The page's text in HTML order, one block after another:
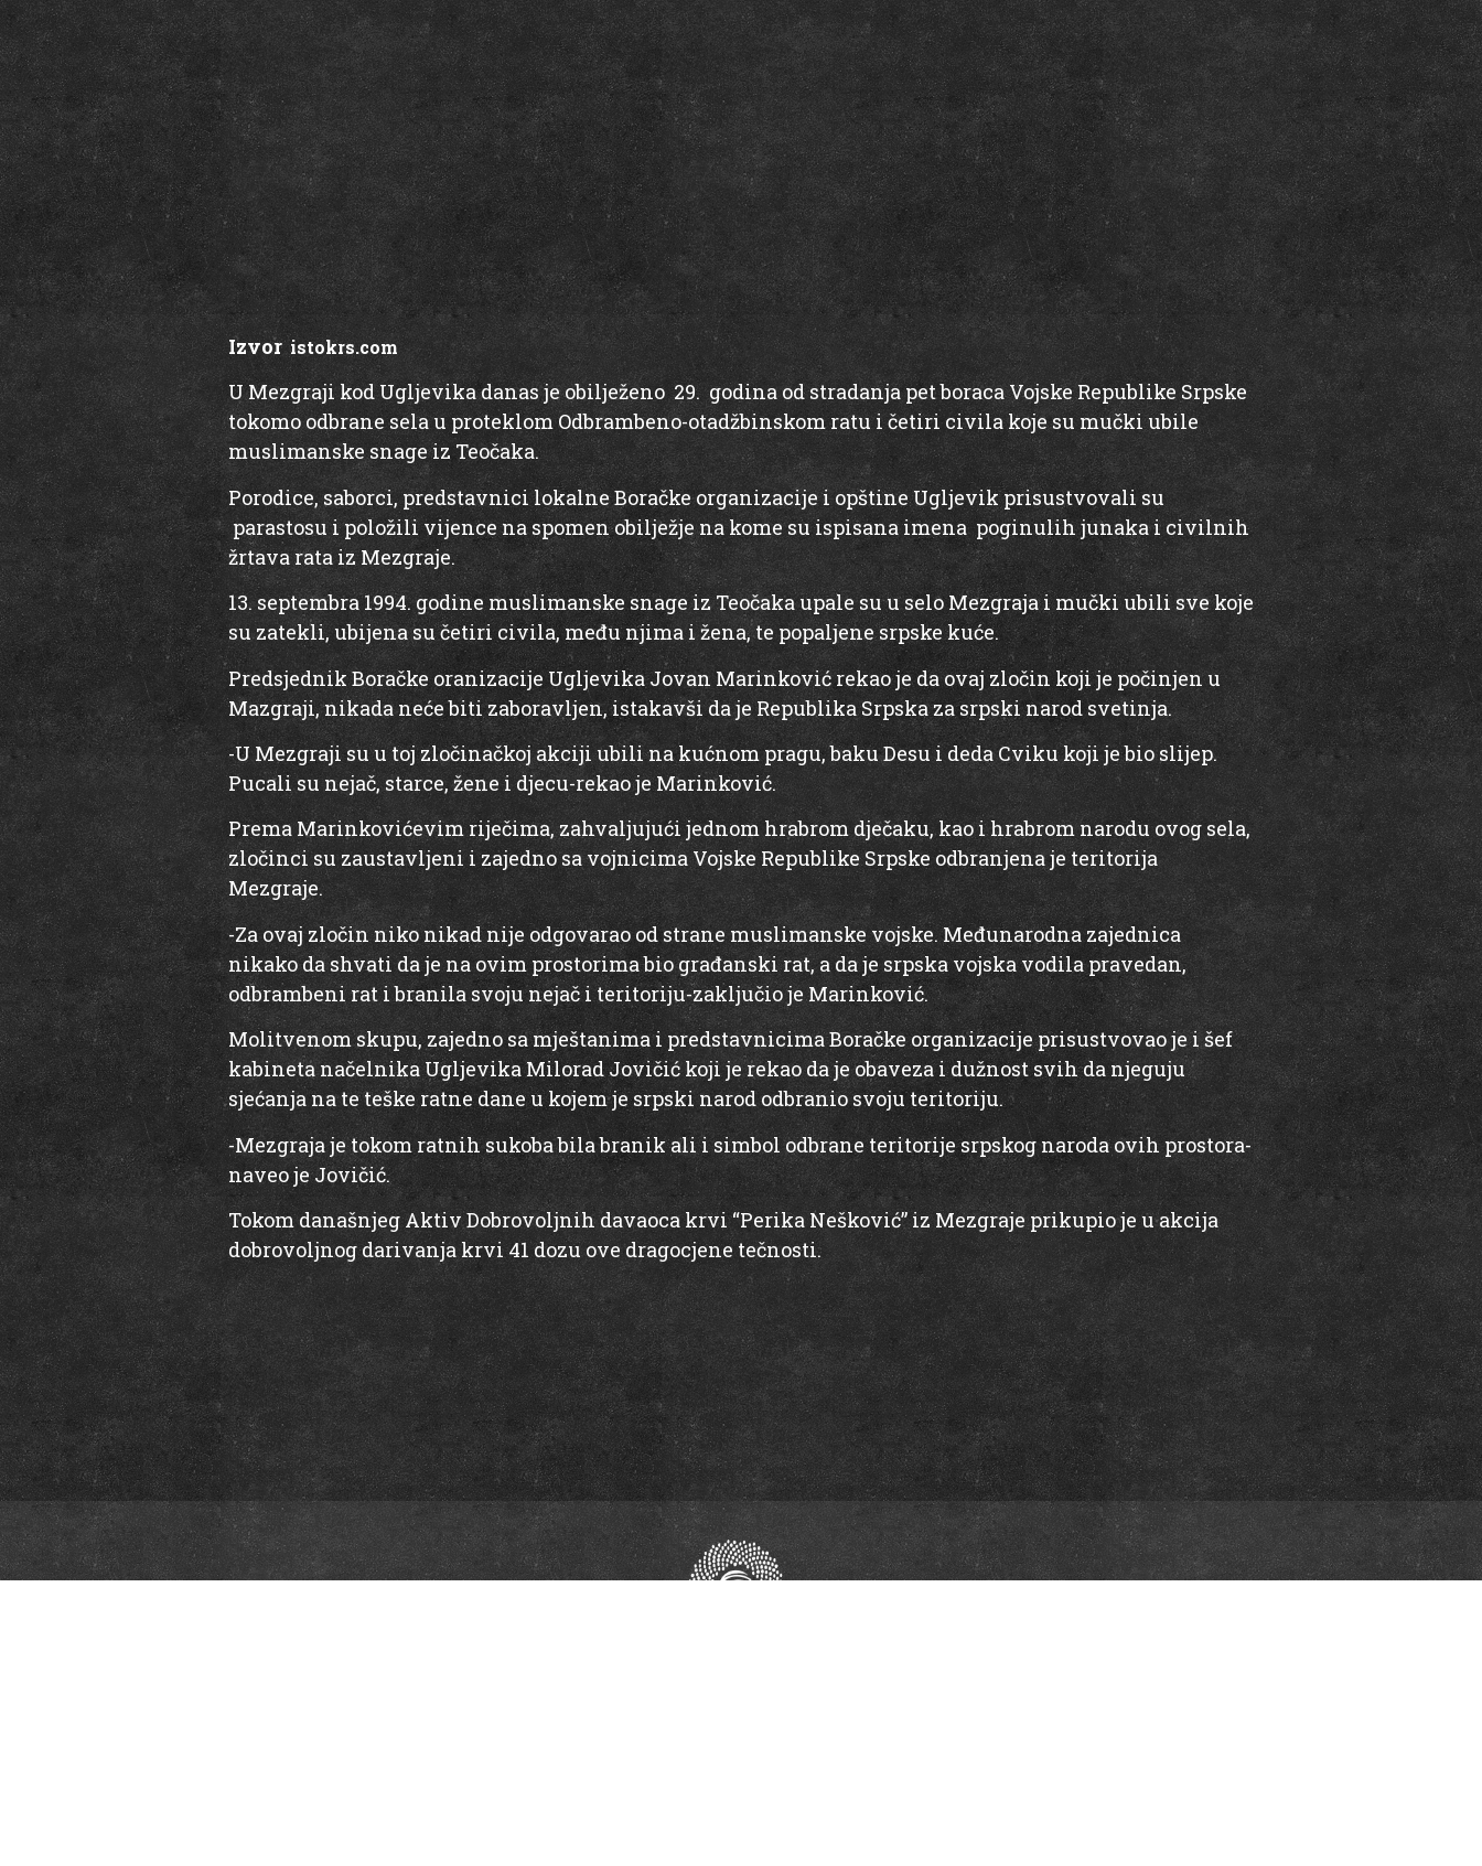
Izvor:istokrs.com
U Mezgraji kod Ugljevika danas je obilježeno 29. godina od stradanja pet boraca Vojske Republike Srpske
tokomo odbrane sela u proteklom Odbrambeno-otadžbinskom ratu i četiri civila koje su mučki ubile
muslimanske snage iz Teočaka.
Porodice, saborci, predstavnici lokalne Boračke organizacije i opštine Ugljevik prisustvovali su
parastosu i položili vijence na spomen obilježje na kome su ispisana imena poginulih junaka i civilnih
žrtava rata iz Mezgraje.
13. septembra 1994. godine muslimanske snage iz Teočaka upale su u selo Mezgraja i mučki ubili sve koje
su zatekli, ubijena su četiri civila, među njima i žena, te popaljene srpske kuće.
Predsjednik Boračke oranizacije Ugljevika Jovan Marinković rekao je da ovaj zločin koji je počinjen u
Mazgraji, nikada neće biti zaboravljen, istakavši da je Republika Srpska za srpski narod svetinja.
-U Mezgraji su u toj zločinačkoj akciji ubili na kućnom pragu, baku Desu i deda Cviku koji je bio slijep.
Pucali su nejač, starce, žene i djecu-rekao je Marinković.
Prema Marinkovićevim riječima, zahvaljujući jednom hrabrom dječaku, kao i hrabrom narodu ovog sela,
zločinci su zaustavljeni i zajedno sa vojnicima Vojske Republike Srpske odbranjena je teritorija
Mezgraje.
-Za ovaj zločin niko nikad nije odgovarao od strane muslimanske vojske. Međunarodna zajednica
nikako da shvati da je na ovim prostorima bio građanski rat, a da je srpska vojska vodila pravedan,
odbrambeni rat i branila svoju nejač i teritoriju-zaključio je Marinković.
Molitvenom skupu, zajedno sa mještanima i predstavnicima Boračke organizacije prisustvovao je i šef
kabineta načelnika Ugljevika Milorad Jovičić koji je rekao da je obaveza i dužnost svih da njeguju
sjećanja na te teške ratne dane u kojem je srpski narod odbranio svoju teritoriju.
-Mezgraja je tokom ratnih sukoba bila branik ali i simbol odbrane teritorije srpskog naroda ovih prostora-
naveo je Jovičić.
Tokom današnjeg Aktiv Dobrovoljnih davaoca krvi “Perika Nešković” iz Mezgraje prikupio je u akcija
dobrovoljnog darivanja krvi 41 dozu ove dragocjene tečnosti.